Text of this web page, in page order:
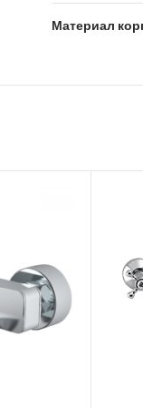
Материал